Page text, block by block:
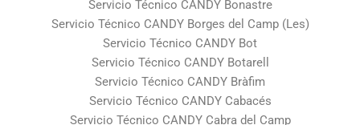
Servicio Técnico CANDY Bonastre
Servicio Técnico CANDY Borges del Camp (Les)
Servicio Técnico CANDY Bot
Servicio Técnico CANDY Botarell
Servicio Técnico CANDY Bràfim
Servicio Técnico CANDY Cabacés
Servicio Técnico CANDY Cabra del Camp